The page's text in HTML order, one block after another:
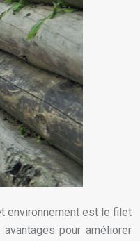
environnement est le filet
pour améliorer